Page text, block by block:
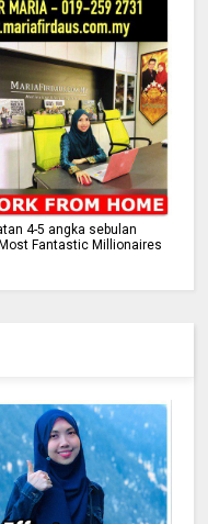
4-5 angka sebulan
Fantastic Millionaires